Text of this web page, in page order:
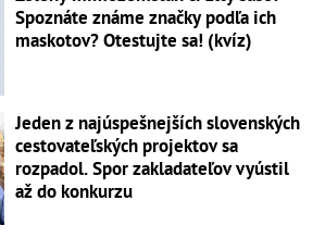
Spoznáte známe značky podľa ich
maskotov? Otestujte sa! (kvíz)
Jeden z najúspešnejších slovenských
cestovateľských projektov sa
rozpadol. Spor zakladateľov vyústil
až do konkurzu